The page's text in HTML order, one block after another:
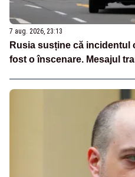
7 aug. 2026, 23:13
Rusia susține că incidentul
fost o înscenare. Mesajul